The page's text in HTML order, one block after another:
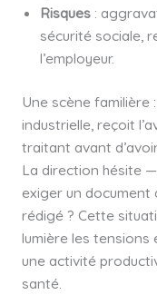
Risques:
sécurité sociale,
l’employeur.
Une scène familière
industrielle, reçoit
traitant avant
La direction hésite —
exiger un document
rédigé ? Cette
lumière les
une activité
santé.